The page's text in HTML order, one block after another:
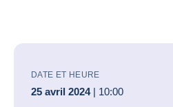
DATE ET HEURE
25 avril 2024| 10:00